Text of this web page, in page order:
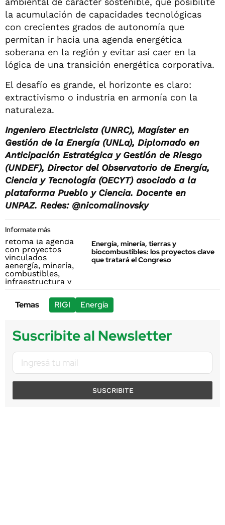
la acumulación de capacidades tecnológicas
con crecientes grados de autonomía que
permitan ir hacia una agenda energética
soberana en la región y evitar así caer en la
lógica de una transición energética corporativa.
El desafío es grande, el horizonte es claro:
extractivismo o industria en armonía con la
naturaleza.
Ingeniero Electricista (UNRC), Magíster en
Gestión de la Energía (UNLa), Diplomado en
Anticipación Estratégica y Gestión de Riesgo
(UNDEF), Director del Observatorio de Energía,
Ciencia y Tecnología (OECYT) asociado a la
plataforma Pueblo y Ciencia. Docente en
UNPAZ. Redes: @nicomalinovsky
Informate más
Energía, minería, tierras y
biocombustibles: los proyectos clave
que tratará el Congreso
Temas RIGI Energía
Suscribite al Newsletter
SUSCRIBITE